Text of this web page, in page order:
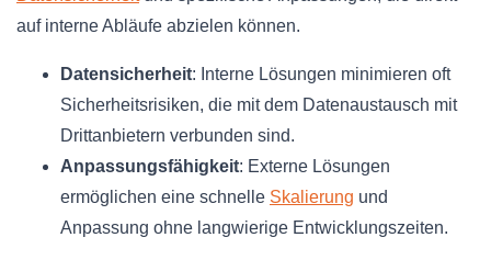
auf interne Abläufe abzielen können.
Datensicherheit: Interne Lösungen minimieren oft
Sicherheitsrisiken, die mit dem Datenaustausch mit
Drittanbietern verbunden sind.
Anpassungsfähigkeit: Externe Lösungen
ermöglichen eine schnelle Skalierung und
Anpassung ohne langwierige Entwicklungszeiten.